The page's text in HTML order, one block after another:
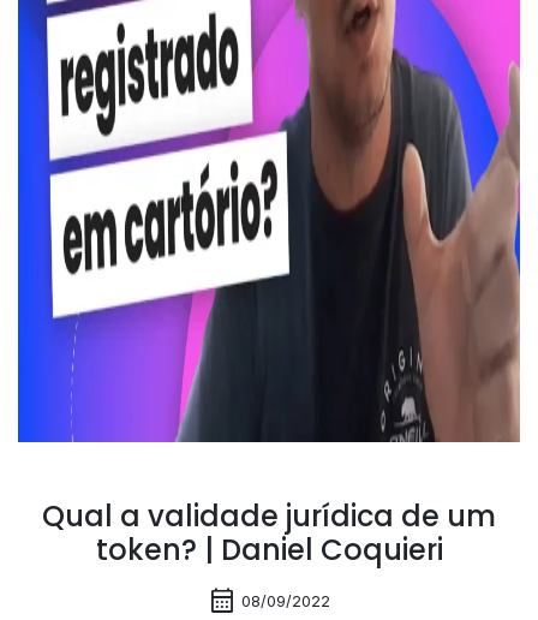
Qual a validade jurídica de um
token? | Daniel Coquieri
calendar_month 08/09/2022